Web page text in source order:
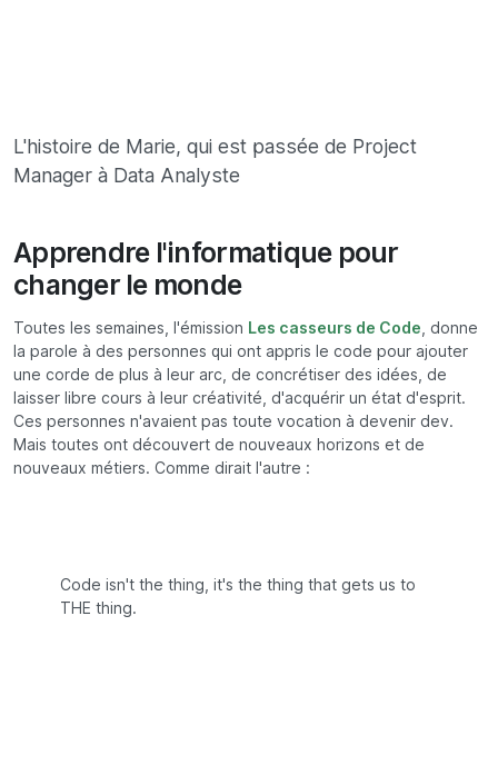
L'histoire de Marie, qui est passée de Project
Manager à Data Analyste
Apprendre l'informatique pour
changer le monde
Toutes les semaines, l'émission Les casseurs de Code , donne
la parole à des personnes qui ont appris le code pour ajouter
une corde de plus à leur arc, de concrétiser des idées, de
laisser libre cours à leur créativité, d'acquérir un état d'esprit.
Ces personnes n'avaient pas toute vocation à devenir dev.
Mais toutes ont découvert de nouveaux horizons et de
nouveaux métiers. Comme dirait l'autre :
Code isn't the thing, it's the thing that gets us to
THE thing.